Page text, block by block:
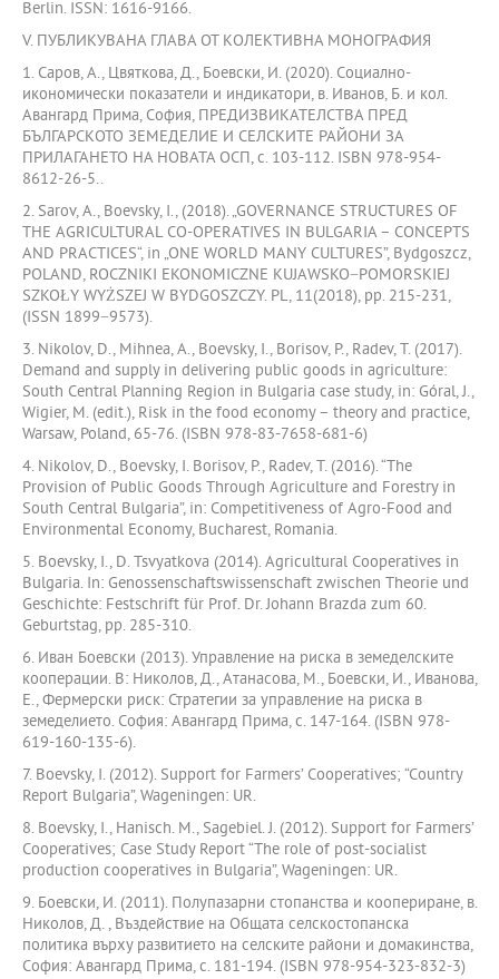
Berlin. ISSN: 1616-9166.
V. ПУБЛИКУВАНА ГЛАВА ОТ КОЛЕКТИВНА МОНОГРАФИЯ
1. Саров, А., Цвяткова, Д., Боевски, И. (2020). Социално-
икономически показатели и индикатори, в. Иванов, Б. и кол.
Авангард Прима, София, ПРЕДИЗВИКАТЕЛСТВА ПРЕД
БЪЛГАРСКОТО ЗЕМЕДЕЛИЕ И СЕЛСКИТЕ РАЙОНИ ЗА
ПРИЛАГАНЕТО НА НОВАТА ОСП, с. 103-112. ISBN 978-954-
8612-26-5..
2. Sarov, A., Boevsky, I., (2018). „GOVERNANCE STRUCTURES OF
THE AGRICULTURAL CO-OPERATIVES IN BULGARIA – CONCEPTS
AND PRACTICES“, in „ONE WORLD MANY CULTURES”, Bydgoszcz,
POLAND, ROCZNIKI EKONOMICZNE KUJAWSKO−POMORSKIEJ
SZKOŁY WYŻSZEJ W BYDGOSZCZY. PL, 11(2018), pp. 215-231,
(ISSN 1899−9573).
3. Nikolov, D., Mihnea, A., Boevsky, I., Borisov, P., Radev, T. (2017).
Demand and supply in delivering public goods in agriculture:
South Central Planning Region in Bulgaria case study, in: Góral, J.,
Wigier, M. (edit.), Risk in the food economy – theory and practice,
Warsaw, Poland, 65-76. (ISBN 978-83-7658-681-6)
4. Nikolov, D., Boevsky, I. Borisov, P., Radev, T. (2016). “The
Provision of Public Goods Through Agriculture and Forestry in
South Central Bulgaria”, in: Competitiveness of Agro-Food and
Environmental Economy, Bucharest, Romania.
5. Boevsky, I., D. Tsvyatkova (2014). Agricultural Cooperatives in
Bulgaria. In: Genossenschaftswissenschaft zwischen Theorie und
Geschichte: Festschrift für Prof. Dr. Johann Brazda zum 60.
Geburtstag, pp. 285-310.
6. Иван Боевски (2013). Управление на риска в земеделските
кооперации. В: Николов, Д., Атанасова, М., Боевски, И., Иванова,
Е., Фермерски риск: Стратегии за управление на риска в
земеделието. София: Авангард Прима, с. 147-164. (ISBN 978-
619-160-135-6).
7. Boevsky, I. (2012). Support for Farmers’ Cooperatives; “Country
Report Bulgaria”, Wageningen: UR.
8. Boevsky, I., Hanisch. M., Sagebiel. J. (2012). Support for Farmers’
Cooperatives; Case Study Report “The role of post-socialist
production cooperatives in Bulgaria”, Wageningen: UR.
9. Боевски, И. (2011). Полупазарни стопанства и коопериране, в.
Николов, Д. , Въздействие на Общата селскостопанска
политика върху развитието на селските райони и домакинства,
София: Авангард Прима, с. 181-194. (ISBN 978-954-323-832-3)